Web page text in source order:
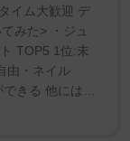
イム大歓迎 デ
みた> ・ジュ
TOP5 1位:未
由・ネイル
きる 他には…